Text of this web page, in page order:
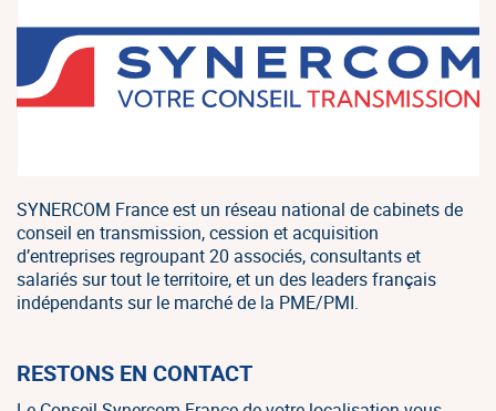
SYNERCOM France est un réseau national de cabinets de
conseil en transmission, cession et acquisition
d’entreprises regroupant 20 associés, consultants et
salariés sur tout le territoire, et un des leaders français
indépendants sur le marché de la PME/PMI.
RESTONS EN CONTACT